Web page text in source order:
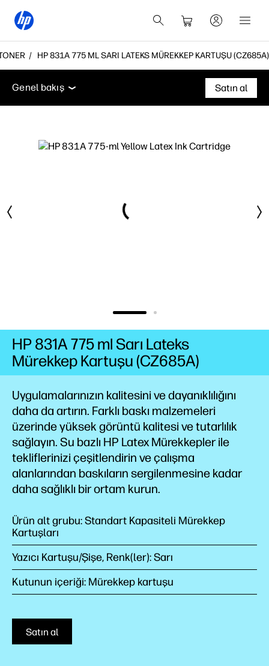
HP 831A 775 ML SARI LATEKS MÜREKKEP KARTUŞU (CZ685A)
Genel bakış
Destek
Genel bakış
Destek
Satın al
Uygulamalarınızın kalitesini ve dayanıklılığını
daha da artırın. Farklı baskı malzemeleri
üzerinde yüksek görüntü kalitesi ve tutarlılık
sağlayın. Su bazlı HP Latex Mürekkepler ile
tekliflerinizi çeşitlendirin ve çalışma
alanlarından baskıların sergilenmesine kadar
daha sağlıklı birortam kurun.
Ürün alt grubu: Standart Kapasiteli Mürekkep
Kartuşları
Yazıcı Kartuşu/Şişe, Renk(ler): Sarı
Kutunun içeriği: Mürekkep kartuşu
Satın al
HP 831A 775 ml Sarı Lateks
Mürekkep Kartuşu (CZ685A)